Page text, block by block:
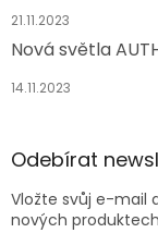
21.11.2023
Nová světla
14.11.2023
Odebírat
Vložte svůj e-mail
nových